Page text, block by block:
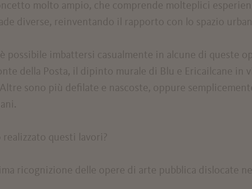
molto ampio, che comprende molteplici
diverse, reinventando il rapporto con lo spazio
possibile imbattersi casualmente in alcune di queste
della Posta, il dipinto murale di Blu e Ericailcane in
sono più defilate e nascoste, oppure
questi lavori?
ricognizione delle opere di arte pubblica dislocate